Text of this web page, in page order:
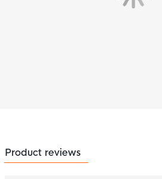
Product reviews